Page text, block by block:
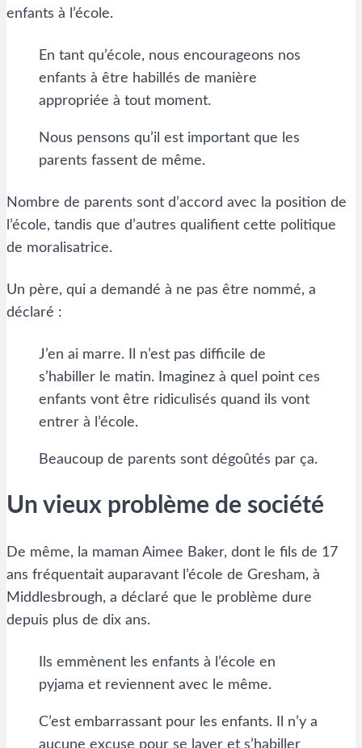
enfants à l’école.
En tant qu’école, nous encourageons nos
enfants à être habillés de manière
appropriée à tout moment.
Nous pensons qu’il est important que les
parents fassent de même.
Nombre de parents sont d’accord avec la position de
l’école, tandis que d’autres qualifient cette politique
de moralisatrice.
Un père, qui a demandé à ne pas être nommé, a
déclaré :
J’en ai marre. Il n’est pas difficile de
s’habiller le matin. Imaginez à quel point ces
enfants vont être ridiculisés quand ils vont
entrer à l’école.
Beaucoup de parents sont dégoûtés par ça.
Un vieux problème de société
De même, la maman Aimee Baker, dont le fils de 17
ans fréquentait auparavant l’école de Gresham, à
Middlesbrough, a déclaré que le problème dure
depuis plus de dix ans.
Ils emmènent les enfants à l’école en
pyjama et reviennent avec le même.
C’est embarrassant pour les enfants. Il n’y a
aucune excuse pour se laver et s’habiller